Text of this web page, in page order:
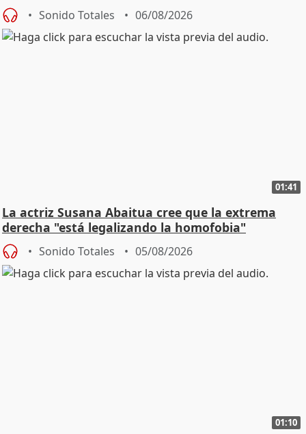
Sonido Totales 06/08/2026
01:41
La actriz Susana Abaitua cree que la extrema
derecha "está legalizando la homofobia"
Sonido Totales 05/08/2026
01:10